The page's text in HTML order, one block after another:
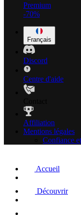
Premium
-70%
Français
Discord
Centre d'aide
Affiliation
Mentions légales
Confiance
Accueil
Découvrir